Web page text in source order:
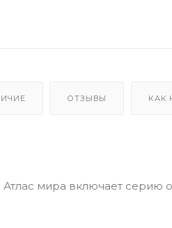
ОТЗЫВЫ КАК
серию обзорных